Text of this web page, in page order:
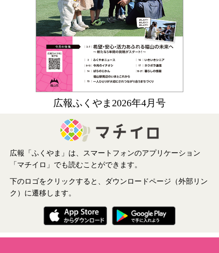
広報ふくやま2026年4月号
広報「ふくやま」は、スマートフォンのアプリケーション
「マチイロ」でも読むことができます。
下のロゴをクリックすると、ダウンロードページ（外部リン
ク）に遷移します。